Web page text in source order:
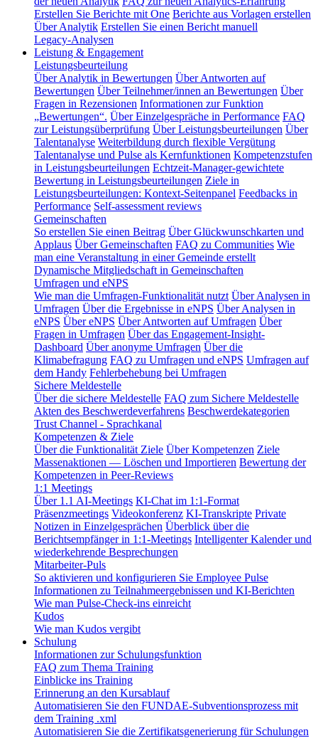
Erstellen Sie Berichte mit One Berichte aus Vorlagen erstellen
Über Analytik Erstellen Sie einen Bericht manuell
Legacy-Analysen
Leistung & Engagement
Leistungsbeurteilung
Über Analytik in Bewertungen Über Antworten auf
Bewertungen Über Teilnehmer/innen an Bewertungen Über
Fragen in Rezensionen Informationen zur Funktion
„Bewertungen“. Über Einzelgespräche in Performance FAQ
zur Leistungsüberprüfung Über Leistungsbeurteilungen Über
Talentanalyse Weiterbildung durch flexible Vergütung
Talentanalyse und Pulse als Kernfunktionen Kompetenzstufen
in Leistungsbeurteilungen Echtzeit-Manager-gewichtete
Bewertung in Leistungsbeurteilungen Ziele in
Leistungsbeurteilungen: Kontext-Seitenpanel Feedbacks in
Performance Self-assessment reviews
Gemeinschaften
So erstellen Sie einen Beitrag Über Glückwunschkarten und
Applaus Über Gemeinschaften FAQ zu Communities Wie
man eine Veranstaltung in einer Gemeinde erstellt
Dynamische Mitgliedschaft in Gemeinschaften
Umfragen und eNPS
Wie man die Umfragen-Funktionalität nutzt Über Analysen in
Umfragen Über die Ergebnisse in eNPS Über Analysen in
eNPS Über eNPS Über Antworten auf Umfragen Über
Fragen in Umfragen Über das Engagement-Insight-
Dashboard Über anonyme Umfragen Über die
Klimabefragung FAQ zu Umfragen und eNPS Umfragen auf
dem Handy Fehlerbehebung bei Umfragen
Sichere Meldestelle
Über die sichere Meldestelle FAQ zum Sichere Meldestelle
Akten des Beschwerdeverfahrens Beschwerdekategorien
Trust Channel - Sprachkanal
Kompetenzen & Ziele
Über die Funktionalität Ziele Über Kompetenzen Ziele
Massenaktionen — Löschen und Importieren Bewertung der
Kompetenzen in Peer-Reviews
1:1 Meetings
Über 1.1 AI-Meetings KI-Chat im 1:1-Format
Präsenzmeetings Videokonferenz KI-Transkripte Private
Notizen in Einzelgesprächen Überblick über die
Berichtsempfänger in 1:1-Meetings Intelligenter Kalender und
wiederkehrende Besprechungen
Mitarbeiter-Puls
So aktivieren und konfigurieren Sie Employee Pulse
Informationen zu Teilnahmeergebnissen und KI-Berichten
Wie man Pulse-Check-ins einreicht
Kudos
Wie man Kudos vergibt
Schulung
Informationen zur Schulungsfunktion
FAQ zum Thema Training
Einblicke ins Training
Erinnerung an den Kursablauf
Automatisieren Sie den FUNDAE-Subventionsprozess mit
dem Training .xml
Automatisieren Sie die Zertifikatsgenerierung für Schulungen